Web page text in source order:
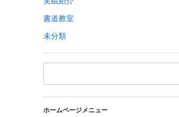
書道教室
未分類
ホームページメニュー